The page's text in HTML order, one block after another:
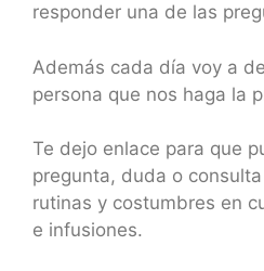
responder una de las
Además cada día voy a
persona que nos haga la
Te dejo enlace para que
pregunta, duda o
rutinas y costumbres en
e infusiones.